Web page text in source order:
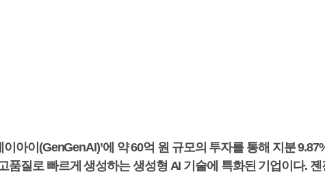
아이(GenGenAI)’에 약 60억 원 규모의 투자를 통해 지분
질로 빠르게 생성하는 생성형 AI 기술에 특화된 기업이다.